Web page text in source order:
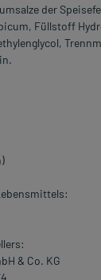
der
Füllstoff
& Co. KG